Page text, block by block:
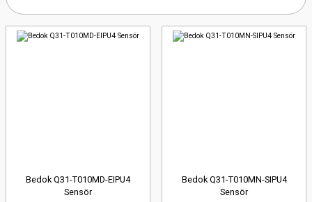
Bedok Q31-T010MD-EIPU4
Sensör
Bedok Q31-T010MN-SIPU4
Sensör